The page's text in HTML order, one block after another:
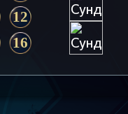
12
16